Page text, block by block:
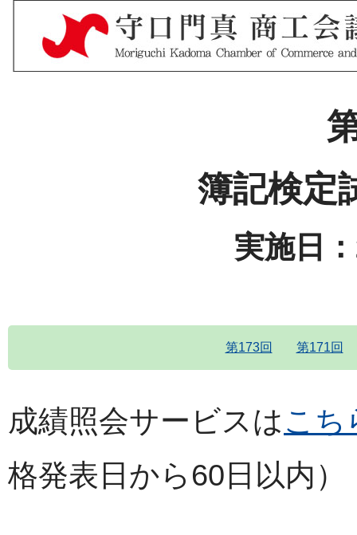
簿記検定
実施日
第173回 第171回
成績照会サービスはこち
格発表日から60日以内）